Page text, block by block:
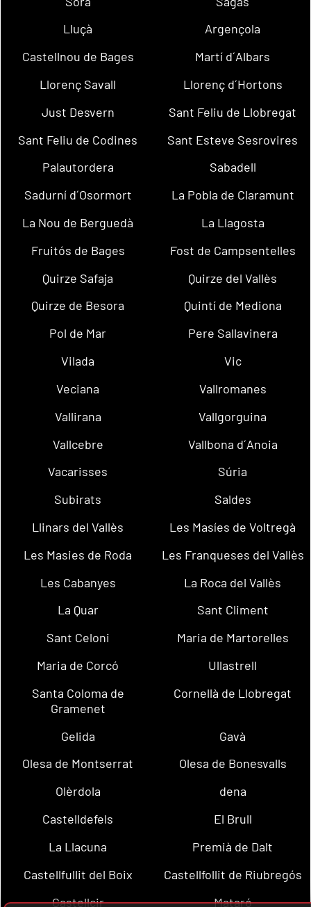
Lluçà
Argençola
Castellnou de Bages
Martí d´Albars
Llorenç Savall
Llorenç d´Hortons
Just Desvern
Sant Feliu de Llobregat
Sant Feliu de Codines
Sant Esteve Sesrovires
Palautordera
Sabadell
Sadurní d´Osormort
La Pobla de Claramunt
La Nou de Berguedà
La Llagosta
Fruitós de Bages
Fost de Campsentelles
Quirze Safaja
Quirze del Vallès
Quirze de Besora
Quintí de Mediona
Pol de Mar
Pere Sallavinera
Vilada
Vic
Veciana
Vallromanes
Vallirana
Vallgorguina
Vallcebre
Vallbona d´Anoia
Vacarisses
Súria
Subirats
Saldes
Llinars del Vallès
Les Masíes de Voltregà
Les Masies de Roda
Les Franqueses del Vallès
Les Cabanyes
La Roca del Vallès
La Quar
Sant Climent
Sant Celoni
Maria de Martorelles
Maria de Corcó
Ullastrell
Santa Coloma de
Gramenet
Cornellà de Llobregat
Gelida
Gavà
Olesa de Montserrat
Olesa de Bonesvalls
Olèrdola
dena
Castelldefels
El Brull
La Llacuna
Premià de Dalt
Castellfullit del Boix
Castellfollit de Riubregós
Castellcir
Mataró